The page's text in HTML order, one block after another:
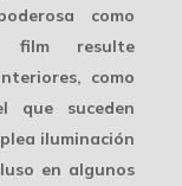
como
resulte
como
que suceden
iluminación
en algunos